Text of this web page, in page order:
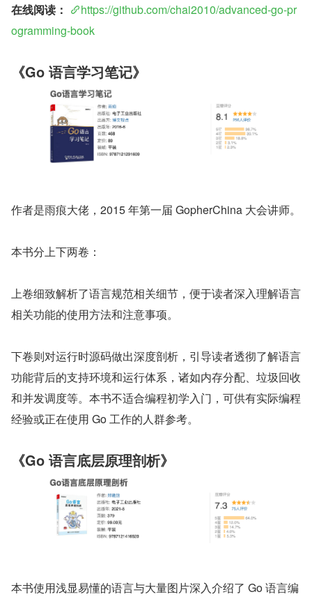
在线阅读：
https://github.com/chai2010/advanced-go-pr
ogramming-book
《Go 语言学习笔记》
作者是雨痕大佬，2015 年第一届 GopherChina 大会讲师。
本书分上下两卷：
上卷细致解析了语言规范相关细节，便于读者深入理解语言
相关功能的使用方法和注意事项。
下卷则对运行时源码做出深度剖析，引导读者透彻了解语言
功能背后的支持环境和运行体系，诸如内存分配、垃圾回收
和并发调度等。本书不适合编程初学入门，可供有实际编程
经验或正在使用 Go 工作的人群参考。
《Go 语言底层原理剖析》
本书使用浅显易懂的语言与大量图片深入介绍了 Go 语言编